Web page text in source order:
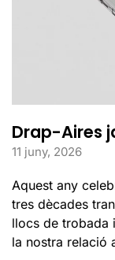
Drap-Aires
11 juny, 2026
Aquest any
tres dècades
llocs de trobada
la nostra relació